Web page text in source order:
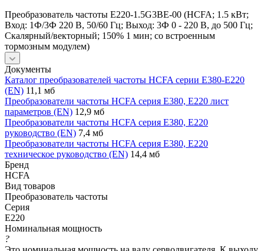
Преобразователь частоты E220-1.5G3BE-00 (HCFA; 1.5 кВт;
Вход: 1Ф/3Ф 220 В, 50/60 Гц; Выход: 3Ф 0 - 220 В, до 500 Гц;
Скалярный/векторный; 150% 1 мин; со встроенным
тормозным модулем)
Документы
Каталог преобразователей частоты HCFA серии E380-E220
(EN) 11,1 мб
Преобразователи частоты HCFA серия E380, E220 лист
параметров (EN) 12,9 мб
Преобразователи частоты HCFA серия E380, E220
руководство (EN) 7,4 мб
Преобразователи частоты HCFA серия E380, E220
техническое руководство (EN) 14,4 мб
Бренд
HCFA
Вид товаров
Преобразователь частоты
Серия
E220
Номинальная мощность
?